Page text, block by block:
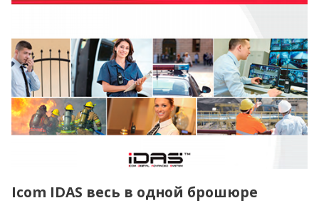
Icom IDAS весь в одной брошюре